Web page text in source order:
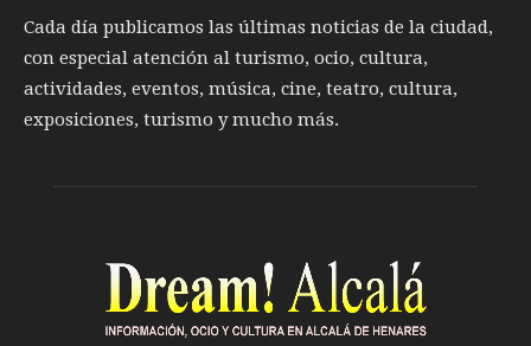
Cada día publicamos las últimas noticias de la ciudad,
con especial atención al turismo, ocio, cultura,
actividades, eventos, música, cine, teatro, cultura,
exposiciones, turismo y mucho más.